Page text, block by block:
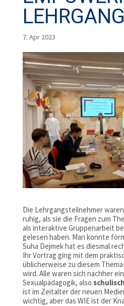
LEHRGANG
7. Apr 2023
Die Lehrgangsteilnehmer
ruhig, als sie die Fragen zum
als interaktive Gruppenarbeit
gelesen haben. Man konnte
Suha Dejmek hat es diesmal
Ihr Vortrag ging mit dem
üblicherweise zu diesem
wird. Alle waren sich nachher
Sexualpädagogik, also
ist im Zeitalter der neuen
wichtig, aber das WIE ist der